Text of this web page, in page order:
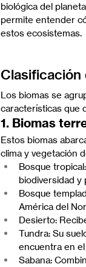
biológica del
permite entender
estos ecosistemas.
Clasificación
Los biomas se
características que
1. Biomas
Estos biomas
clima y vegetación
Bosque
biodiversidad y
Bosque
América del
Desierto:
Tundra: Su
encuentra en
Sabana: